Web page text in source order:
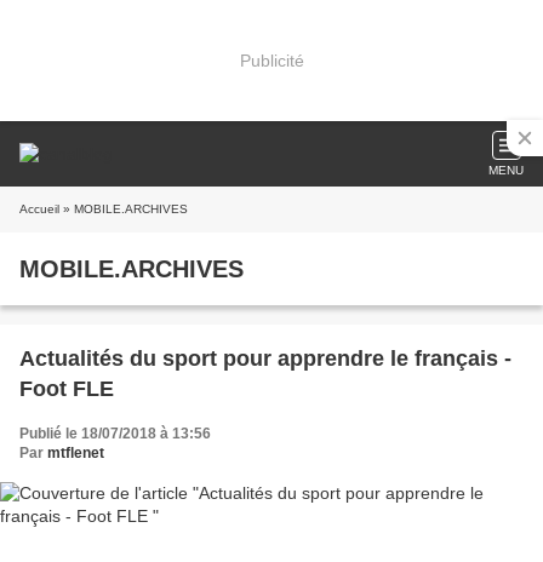
Publicité
MENU
Accueil » MOBILE.ARCHIVES
MOBILE.ARCHIVES
Actualités du sport pour apprendre le français -
Foot FLE
Publié le 18/07/2018 à 13:56
Par mtflenet